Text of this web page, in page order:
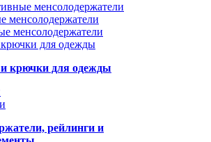
менсолодержатели
менсолодержатели
менсолодержатели
крючки для одежды
рейлинги и